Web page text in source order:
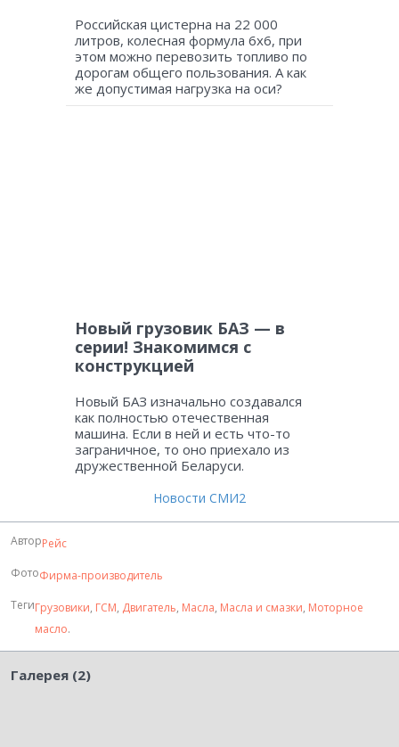
Российская цистерна на 22 000
литров, колесная формула 6х6, при
этом можно перевозить топливо по
дорогам общего пользования. А как
же допустимая нагрузка на оси?
Новый грузовик БАЗ — в
серии! Знакомимся с
конструкцией
Новый БАЗ изначально создавался
как полностью отечественная
машина. Если в ней и есть что-то
заграничное, то оно приехало из
дружественной Беларуси.
Новости СМИ2
АвторРейс
ФотоФирма-производитель
ТегиГрузовики, ГСМ, Двигатель, Масла, Масла и смазки, Моторное
масло.
Галерея (2)